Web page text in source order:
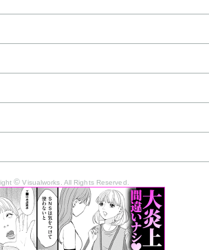
© Visualworks. All Rights Reserved.